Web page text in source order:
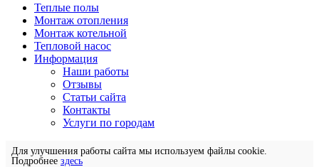
Теплые полы
Монтаж отопления
Монтаж котельной
Тепловой насос
Информация
Наши работы
Отзывы
Статьи сайта
Контакты
Услуги по городам
Для улучшения работы сайта мы используем файлы cookie.
Подробнее здесь